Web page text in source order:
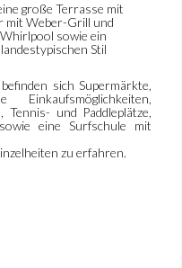
große Terrasse mit
mit Weber-Grill und
sowie ein
Stil
sich Supermärkte,
und Paddleplätze,
eine Surfschule mit
zu erfahren.